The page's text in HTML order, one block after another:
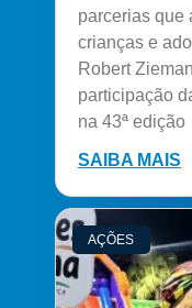
parcerias que
crianças e
Robert
participação
na 43ª edição
SAIBA MAIS
AÇÕES